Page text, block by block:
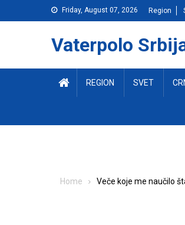
to
Friday, August 07, 2026 Region
Vaterpolo
REGION SVET
Home Veče koje me naučilo